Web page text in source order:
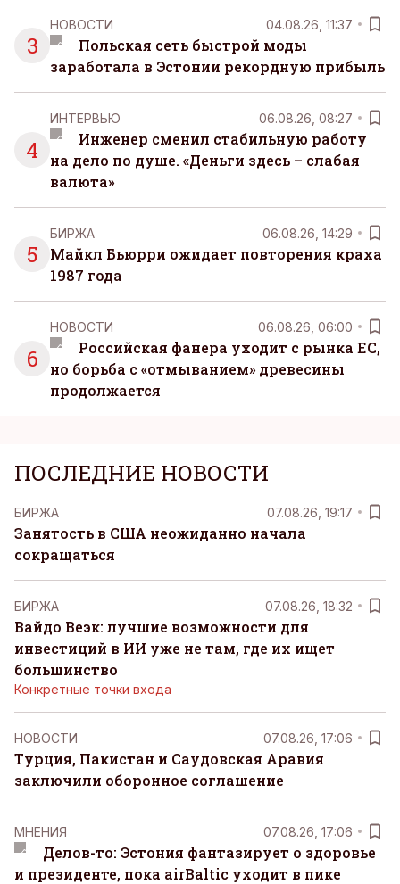
3
НОВОСТИ 04.08.26, 11:37
Польская сеть быстрой моды
заработала в Эстонии рекордную прибыль
4
ИНТЕРВЬЮ 06.08.26, 08:27
Инженер сменил стабильную работу
на дело по душе. «Деньги здесь – слабая
валюта»
5
БИРЖА 06.08.26, 14:29
Майкл Бьюрри ожидает повторения краха
1987 года
6
НОВОСТИ 06.08.26, 06:00
Российская фанера уходит с рынка ЕС,
но борьба с «отмыванием» древесины
продолжается
ПОСЛЕДНИЕ НОВОСТИ
БИРЖА 07.08.26, 19:17
Занятость в США неожиданно начала
сокращаться
БИРЖА 07.08.26, 18:32
Вайдо Веэк: лучшие возможности для
инвестиций в ИИ уже не там, где их ищет
большинство
Конкретные точки входа
НОВОСТИ 07.08.26, 17:06
Турция, Пакистан и Саудовская Аравия
заключили оборонное соглашение
MНЕНИЯ 07.08.26, 17:06
Делов-то: Эстония фантазирует о здоровье
и президенте, пока airBaltic уходит в пике